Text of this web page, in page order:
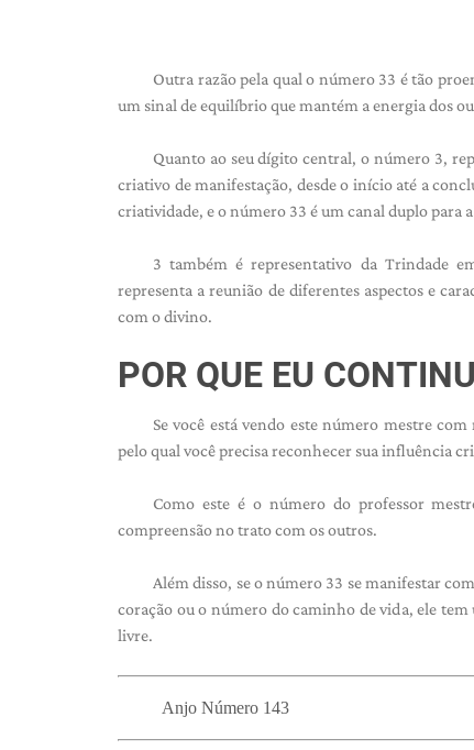
Outra razão pela qual o número 33 é tão
um sinal de equilíbrio que mantém a energia dos
Quanto ao seu dígito central, o número 3,
criativo de manifestação, desde o início até a
criatividade, e o número 33 é um canal duplo
3 também é representativo da Trindade
representa a reunião de diferentes aspectos e
com o divino.
POR QUE EU
Se você está vendo este número mestre
pelo qual você precisa reconhecer sua influência
Como este é o número do professor
compreensão no trato com os outros.
Além disso, se o número 33 se manifestar
coração ou o número do caminho de vida, ele
livre.
Anjo Número 143